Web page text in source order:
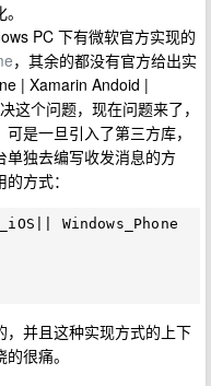
PC 下有微软官方实现的
，其余的都没有官方给出实
| Xamarin Andoid |
这个问题，现在问题来了，
是一旦引入了第三方库，
单独去编写收发消息的方
方式：
Windows_Phone
并且这种实现方式的上下
很痛。